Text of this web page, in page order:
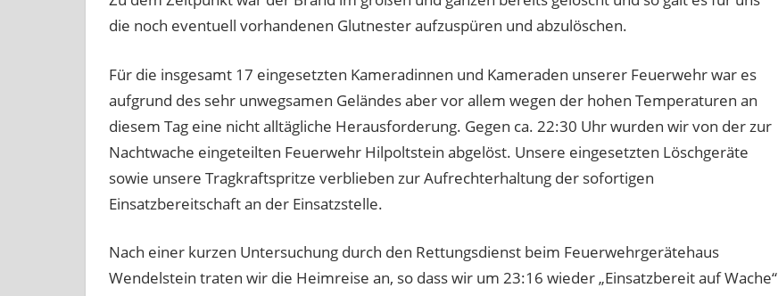
die noch eventuell vorhandenen Glutnester aufzuspüren und abzulöschen.
Für die insgesamt 17 eingesetzten Kameradinnen und Kameraden unserer Feuerwehr war es
aufgrund des sehr unwegsamen Geländes aber vor allem wegen der hohen Temperaturen an
diesem Tag eine nicht alltägliche Herausforderung. Gegen ca. 22:30 Uhr wurden wir von der zur
Nachtwache eingeteilten Feuerwehr Hilpoltstein abgelöst. Unsere eingesetzten Löschgeräte
sowie unsere Tragkraftspritze verblieben zur Aufrechterhaltung der sofortigen
Einsatzbereitschaft an der Einsatzstelle.
Nach einer kurzen Untersuchung durch den Rettungsdienst beim Feuerwehrgerätehaus
Wendelstein traten wir die Heimreise an, so dass wir um 23:16 wieder „Einsatzbereit auf Wache“